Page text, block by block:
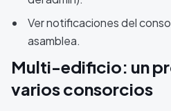
Ver notificaciones del
asamblea.
Multi-edificio: un
varios consorcios